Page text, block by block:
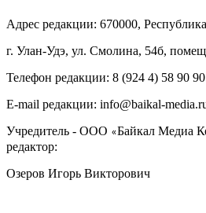
Адрес редакции: 670000,
г. Улан-Удэ, ул. Смолина, 54б,
Телефон редакции: ‎‎8 (924 4) 58 90 90
E-mail редакции: info@baikal-
Учредитель - ООО «Байкал Медиа
редактор:
Озеров Игорь Викторович